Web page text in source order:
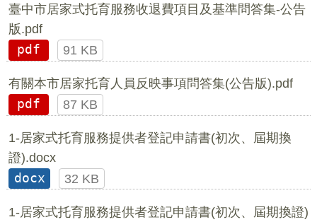
臺中市居家式托育服務收退費項目及基準問答集-公告
版.pdf
pdf
91 KB
有關本市居家托育人員反映事項問答集(公告版).pdf
pdf
87 KB
1-居家式托育服務提供者登記申請書(初次、屆期換
證).docx
docx
32 KB
1-居家式托育服務提供者登記申請書(初次、屆期換證)